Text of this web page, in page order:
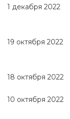
1 декабря 2022
19 октября 2022
18 октября 2022
10 октября 2022